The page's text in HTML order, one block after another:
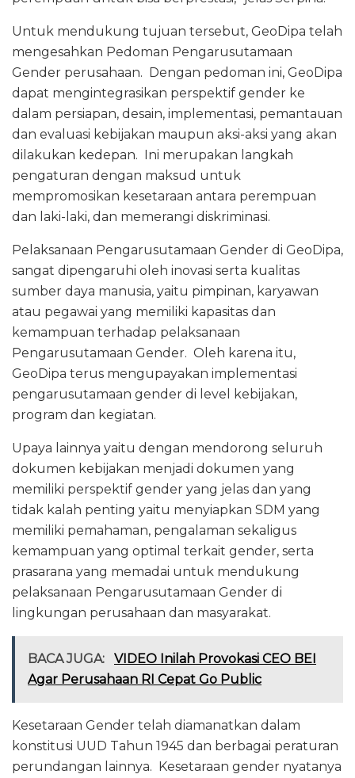
Untuk mendukung tujuan tersebut, GeoDipa telah
mengesahkan Pedoman Pengarusutamaan
Gender perusahaan. Dengan pedoman ini, GeoDipa
dapat mengintegrasikan perspektif gender ke
dalam persiapan, desain, implementasi, pemantauan
dan evaluasi kebijakan maupun aksi-aksi yang akan
dilakukan kedepan. Ini merupakan langkah
pengaturan dengan maksud untuk
mempromosikan kesetaraan antara perempuan
dan laki-laki, dan memerangi diskriminasi.
Pelaksanaan Pengarusutamaan Gender di GeoDipa,
sangat dipengaruhi oleh inovasi serta kualitas
sumber daya manusia, yaitu pimpinan, karyawan
atau pegawai yang memiliki kapasitas dan
kemampuan terhadap pelaksanaan
Pengarusutamaan Gender. Oleh karena itu,
GeoDipa terus mengupayakan implementasi
pengarusutamaan gender di level kebijakan,
program dan kegiatan.
Upaya lainnya yaitu dengan mendorong seluruh
dokumen kebijakan menjadi dokumen yang
memiliki perspektif gender yang jelas dan yang
tidak kalah penting yaitu menyiapkan SDM yang
memiliki pemahaman, pengalaman sekaligus
kemampuan yang optimal terkait gender, serta
prasarana yang memadai untuk mendukung
pelaksanaan Pengarusutamaan Gender di
lingkungan perusahaan dan masyarakat.
BACA JUGA:
VIDEO Inilah Provokasi CEO BEI
Agar Perusahaan RI Cepat Go Public
Kesetaraan Gender telah diamanatkan dalam
konstitusi UUD Tahun 1945 dan berbagai peraturan
perundangan lainnya. Kesetaraan gender nyatanya